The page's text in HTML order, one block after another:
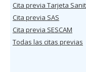
Cita previa Tarjeta
Cita previa SAS
Cita previa SESCAM
Todas las citas previas